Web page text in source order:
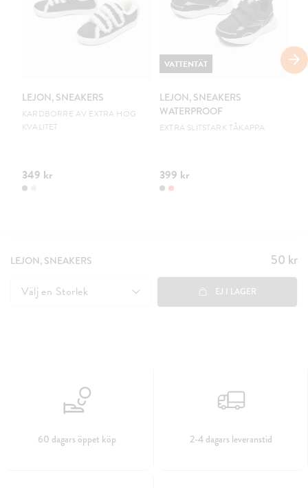
LEJON, SNEAKERS
KARDBORRE AV EXTRA HÖG
KVALITET
349 kr
LEJON, SNEAKERS
WATERPROOF
EXTRA SLITSTARK TÅKAPPA
399 kr
VATTENTÄT
LEJON, SNEAKERS Pris:
50 kr
50 kr
Välj en Storlek EJ I LAGER
60 dagars öppet köp 2-4 dagars leveranstid